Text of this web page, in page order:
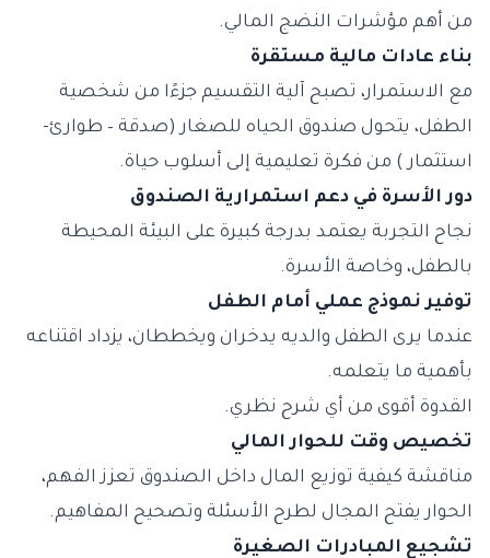
من أهم مؤشرات النضج المالي.
بناء عادات مالية مستقرة
مع الاستمرار، تصبح آلية التقسيم جزءًا من شخصية
الطفل، يتحول صندوق الحياه للصغار (صدقة – طوارئ-
استثمار ) من فكرة تعليمية إلى أسلوب حياة.
دور الأسرة في دعم استمرارية الصندوق
نجاح التجربة يعتمد بدرجة كبيرة على البيئة المحيطة
بالطفل، وخاصة الأسرة.
توفير نموذج عملي أمام الطفل
عندما يرى الطفل والديه يدخران ويخططان، يزداد اقتناعه
بأهمية ما يتعلمه.
القدوة أقوى من أي شرح نظري.
تخصيص وقت للحوار المالي
مناقشة كيفية توزيع المال داخل الصندوق تعزز الفهم،
الحوار يفتح المجال لطرح الأسئلة وتصحيح المفاهيم.
تشجيع المبادرات الصغيرة